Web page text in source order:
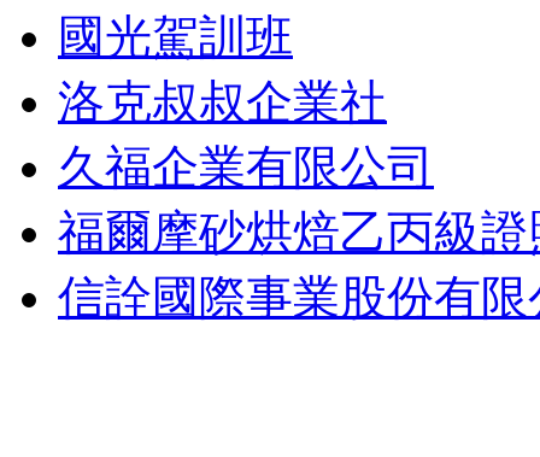
國光駕訓班
洛克叔叔企業社
久福企業有限公司
福爾摩砂烘焙乙丙級
信詮國際事業股份有限